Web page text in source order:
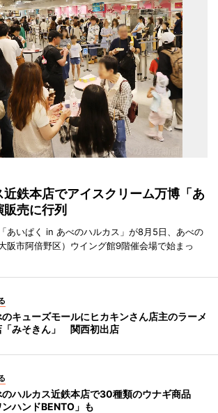
近鉄本店でアイスクリーム万博「あ
売に行列
あいぱく in あべのハルカス」が8月5日、あべの
阪市阿倍野区）ウイング館9階催会場で始まっ
のキューズモールにヒカキンさん店主のラーメ
「みそきん」 関西初出店
のハルカス近鉄本店で30種類のウナギ商品
ンハンドBENTO」も